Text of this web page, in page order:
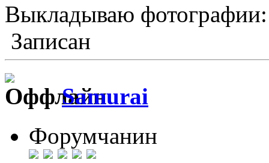
Выкладываю фотографии:
Записан
Samurai
Форумчанин